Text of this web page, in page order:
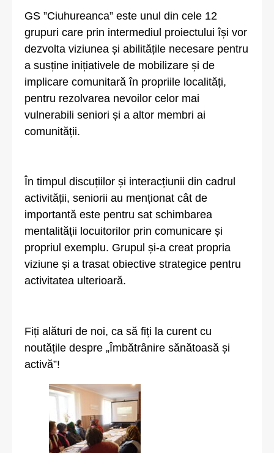
GS ”Ciuhureanca” este unul din cele 12
grupuri care prin intermediul proiectului își vor
dezvolta viziunea și abilitățile necesare pentru
a susține inițiativele de mobilizare și de
implicare comunitară în propriile localități,
pentru rezolvarea nevoilor celor mai
vulnerabili seniori și a altor membri ai
comunității.
În timpul discuțiilor și interacțiunii din cadrul
activității, seniorii au menționat cât de
importantă este pentru sat schimbarea
mentalității locuitorilor prin comunicare și
propriul exemplu. Grupul și-a creat propria
viziune și a trasat obiective strategice pentru
activitatea ulterioară.
Fiți alături de noi, ca să fiți la curent cu
noutățile despre „Îmbătrânire sănătoasă și
activă”!